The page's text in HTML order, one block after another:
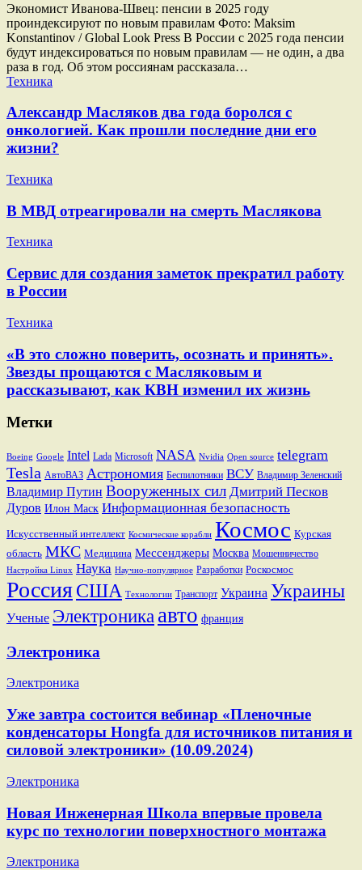
Экономист Иванова-Швец: пенсии в 2025 году
проиндексируют по новым правилам Фото: Maksim
Konstantinov / Global Look Press В России с 2025 года пенсии
будут индексироваться по новым правилам — не один, а два
раза в год. Об этом россиянам рассказала…
Техника
Александр Масляков два года боролся с
онкологией. Как прошли последние дни его
жизни?
Техника
В МВД отреагировали на смерть Маслякова
Техника
Сервис для создания заметок прекратил работу
в России
Техника
«В это сложно поверить, осознать и принять».
Звезды прощаются с Масляковым и
рассказывают, как КВН изменил их жизнь
Метки
Boeing Google Intel Lada Microsoft NASA Nvidia Open source telegram
Tesla АвтоВАЗ Астрономия Беспилотники ВСУ Владимир Зеленский
Владимир Путин Вооруженных сил Дмитрий Песков
Дуров Илон Маск Информационная безопасность
Искусственный интеллект Космические корабли Космос Курская
область МКС Медицина Мессенджеры Москва Мошенничество
Настройка Linux Наука Научно-популярное Разработки Роскосмос
РоссияСША Технологии Транспорт Украина Украины
Ученые Электроника авто франция
Электроника
Электроника
Уже завтра состоится вебинар «Пленочные
конденсаторы Hongfa для источников питания и
силовой электроники» (10.09.2024)
Электроника
Новая Инженерная Школа впервые провела
курс по технологии поверхностного монтажа
Электроника